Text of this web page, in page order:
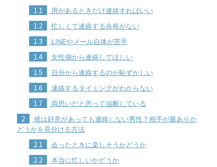
1.1 用があるときだけ連絡すればいい
1.2 忙しくて連絡する余裕がない
1.3 LINEやメール自体が苦手
1.4 女性側から連絡してほしい
1.5 自分から連絡するのが恥ずかしい
1.6 連絡するタイミングがわからない
1.7 両思いだと思って油断している
2
彼は好意があっても連絡しない男性？相手が脈ありか
どうかを見分ける方法
2.1 会ったときに楽しそうかどうか
2.2 本当に忙しいかどうか